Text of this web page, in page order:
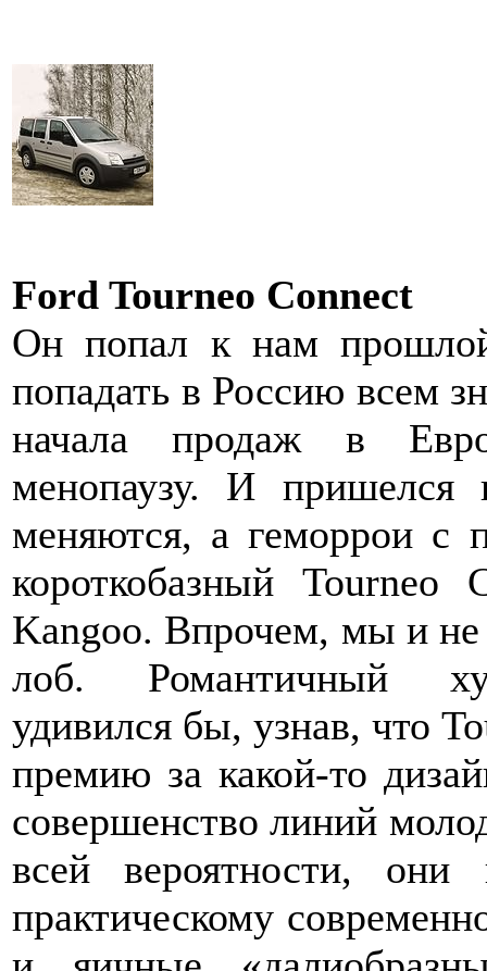
Ford Tourneo Connect
Он попал к нам
попадать в Россию всем
начала продаж в
менопаузу. И пришелся
меняются, а геморрои с
короткобазный
Kangoo. Впрочем, мы и не
лоб. Романтичный
удивился бы, узнав, что
премию за какой-то
совершенство линий
всей вероятности, они
практическому